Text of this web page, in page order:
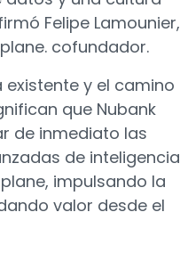
Felipe Lamounier,
cofundador.
y el camino
que Nubank
de inmediato las
de inteligencia
impulsando la
valor desde el